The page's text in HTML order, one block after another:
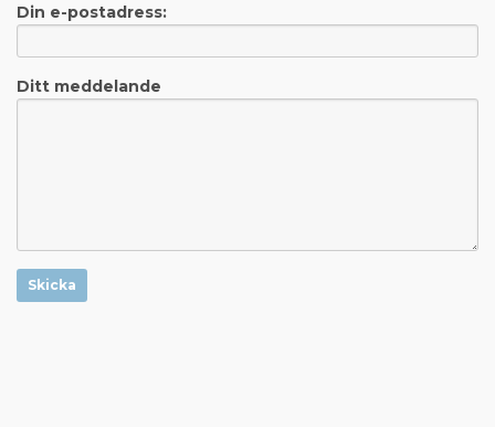
Din e-postadress:
Ditt meddelande
Skicka